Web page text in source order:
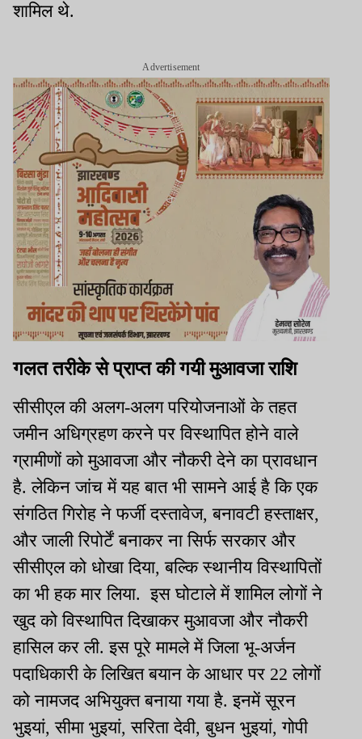
शामिल थे.
Advertisement
गलत तरीके से प्राप्त की गयीमुआवजा राशि
सीसीएल की अलग-अलग परियोजनाओं के तहत
जमीन अधिग्रहण करने पर विस्थापित होने वाले
ग्रामीणों को मुआवजा और नौकरी देने का प्रावधान
है. लेकिन जांच में यह बात भी सामने आई है कि एक
संगठित गिरोह ने फर्जी दस्तावेज, बनावटी हस्ताक्षर,
और जाली रिपोर्टें बनाकर ना सिर्फ सरकार और
सीसीएल को धोखा दिया, बल्कि स्थानीय विस्थापितों
का भी हक मार लिया. इस घोटाले में शामिल लोगों ने
खुद को विस्थापित दिखाकर मुआवजा और नौकरी
हासिल कर ली. इस पूरे मामले में जिला भू-अर्जन
पदाधिकारी के लिखित बयान के आधार पर 22 लोगों
को नामजद अभियुक्त बनाया गया है. इनमें सूरन
भुइयां, सीमा भुइयां, सरिता देवी, बुधन भुइयां, गोपी